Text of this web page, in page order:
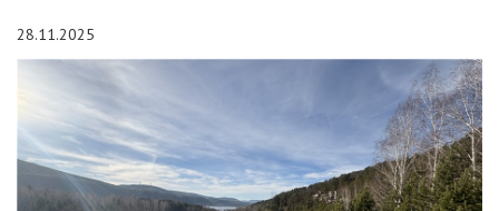
28.11.2025